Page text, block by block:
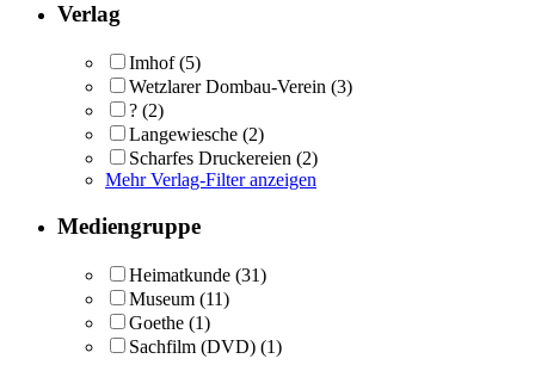
Verlag
Imhof (5)
Wetzlarer Dombau-Verein (3)
? (2)
Langewiesche (2)
Scharfes Druckereien (2)
Mehr Verlag-Filter anzeigen
Mediengruppe
Heimatkunde (31)
Museum (11)
Goethe (1)
Sachfilm (DVD) (1)